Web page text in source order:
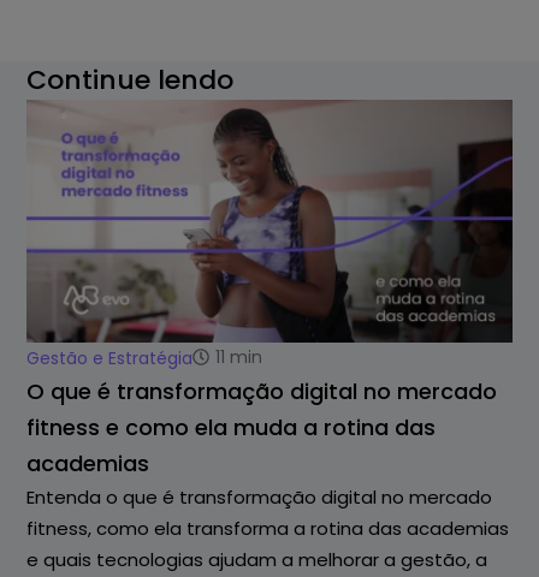
Continue lendo
Gestão e Estratégia 11 min
O que é transformação digital no mercado
fitness e como ela muda a rotina das
academias
Entenda o que é transformação digital no mercado
fitness, como ela transforma a rotina das academias
e quais tecnologias ajudam a melhorar a gestão, a